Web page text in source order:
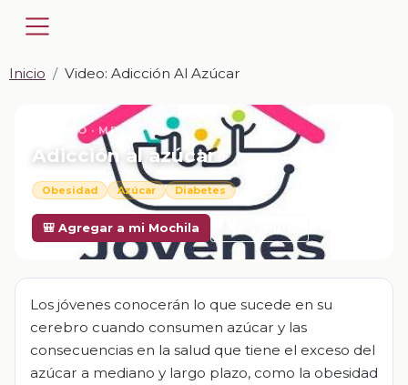
Inicio Video: Adicción Al Azúcar
📎 VIDEO · MP4
Adicción al azúcar
Obesidad Azúcar Diabetes
🎒 Agregar a mi Mochila
Los jóvenes conocerán lo que sucede en su
cerebro cuando consumen azúcar y las
consecuencias en la salud que tiene el exceso del
azúcar a mediano y largo plazo, como la obesidad